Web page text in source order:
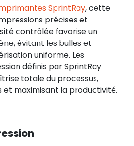
SprintRay, cette
précises et
contrôlée favorise un
évitant les bulles et
uniforme. Les
définis par SprintRay
totale du processus,
et maximisant la productivité.